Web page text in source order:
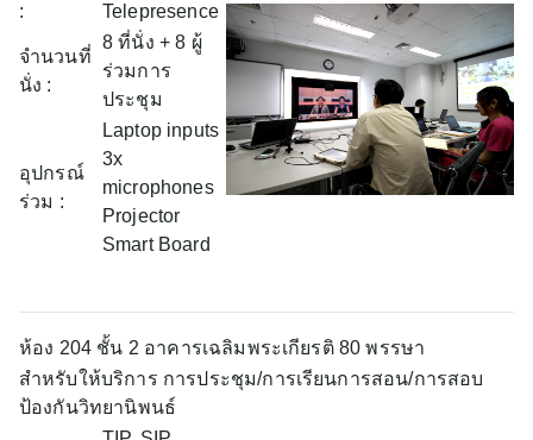
:
Telepresence
จำนวนที่
นั่ง :
8 ที่นั่ง + 8 ผู้
ร่วมการ
ประชุม
อุปกรณ์
ร่วม :
Laptop inputs
3x
microphones
Projector
Smart Board
ห้อง 204 ชั้น 2 อาคารเฉลิมพระเกียรติ 80 พรรษา
สำหรับให้บริการ การประชุม/การเรียนการสอน/การสอบ
ป้องกันวิทยานิพนธ์